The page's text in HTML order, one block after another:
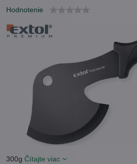
Hodnotenie
300g Čítajte viac